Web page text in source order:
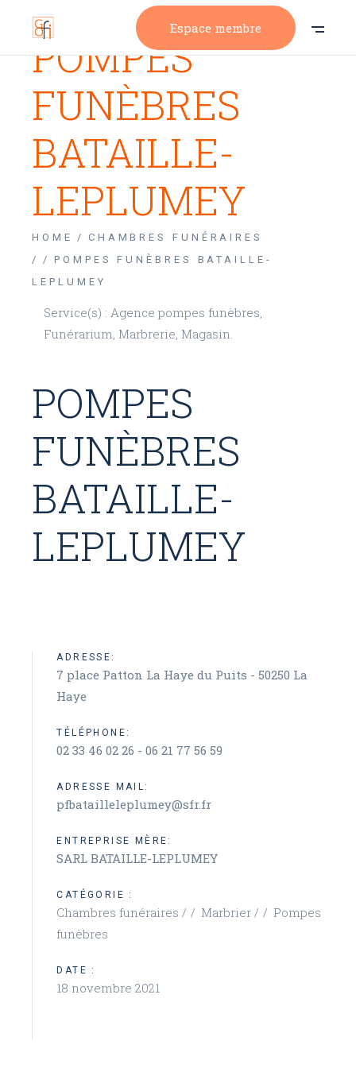
Espace membre
POMPES
FUNÈBRES
BATAILLE-
LEPLUMEY
HOME
CHAMBRES FUNÉRAIRES
/
POMPES FUNÈBRES BATAILLE-
LEPLUMEY
Service(s) : Agence pompes funèbres,
Funérarium, Marbrerie, Magasin.
POMPES
FUNÈBRES
BATAILLE-
LEPLUMEY
ADRESSE:
7 place Patton La Haye du Puits - 50250 La
Haye
TÉLÉPHONE:
02 33 46 02 26 - 06 21 77 56 59
ADRESSE MAIL:
pfbatailleleplumey@sfr.fr
ENTREPRISE MÈRE:
SARL BATAILLE-LEPLUMEY
CATÉGORIE :
Chambres funéraires / Marbrier /
Pompes
funèbres
DATE :
18 novembre 2021